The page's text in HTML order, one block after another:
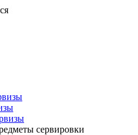
сервировки